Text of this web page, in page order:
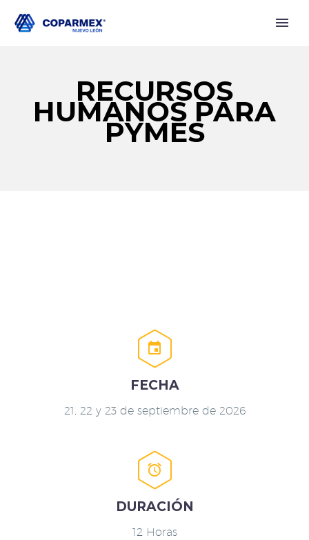
RECURSOS
HUMANOS PARA
PYMES


FECHA
21, 22 y 23 de septiembre de 2026


DURACIÓN
12 Horas